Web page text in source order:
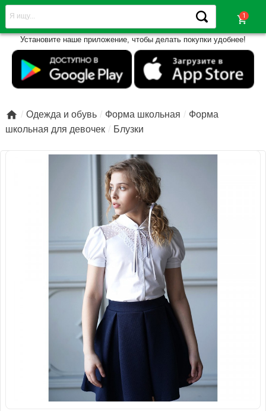
shopping_cart
Установите наше приложение, чтобы делать покупки удобнее!
 Одежда и обувь Форма школьная
Форма
школьная для девочек
Блузки